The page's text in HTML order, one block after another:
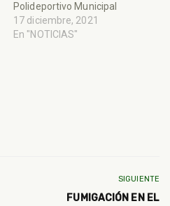
Polideportivo Municipal
17 diciembre, 2021
En "NOTICIAS"
SIGUIENTE
FUMIGACIÓN EN EL